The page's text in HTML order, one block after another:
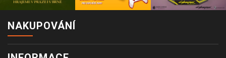
NAKUPOVÁNÍ